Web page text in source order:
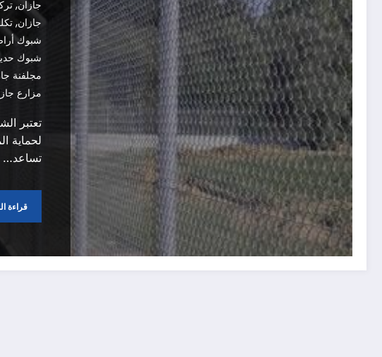
جازان,
جازان,
شبوك
شبوك
مجلفنة
مزارع
تعتبر
لحماية
تساعد…
قراءة